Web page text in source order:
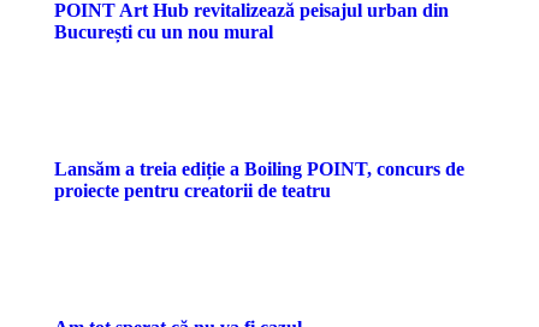
POINT Art Hub revitalizează peisajul urban din
București cu un nou mural
Lansăm a treia ediție a Boiling POINT, concurs de
proiecte pentru creatorii de teatru